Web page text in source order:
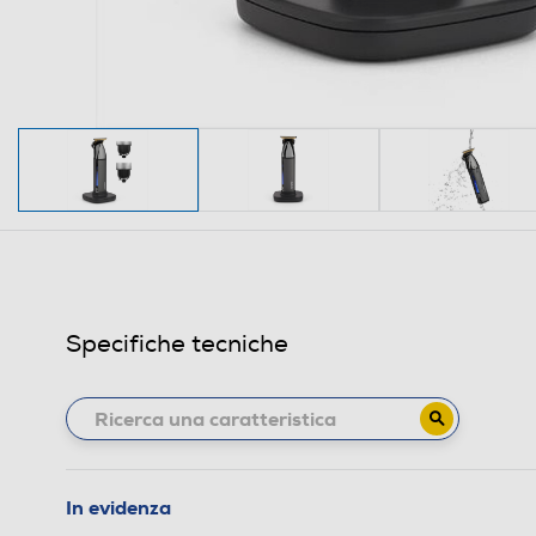
Specifiche tecniche
In evidenza